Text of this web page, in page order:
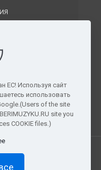
Центральный
PODBERIMUZYKU.RU
ЕС! Используя сайт
использовать
of the site
site you
COOKIE files.)